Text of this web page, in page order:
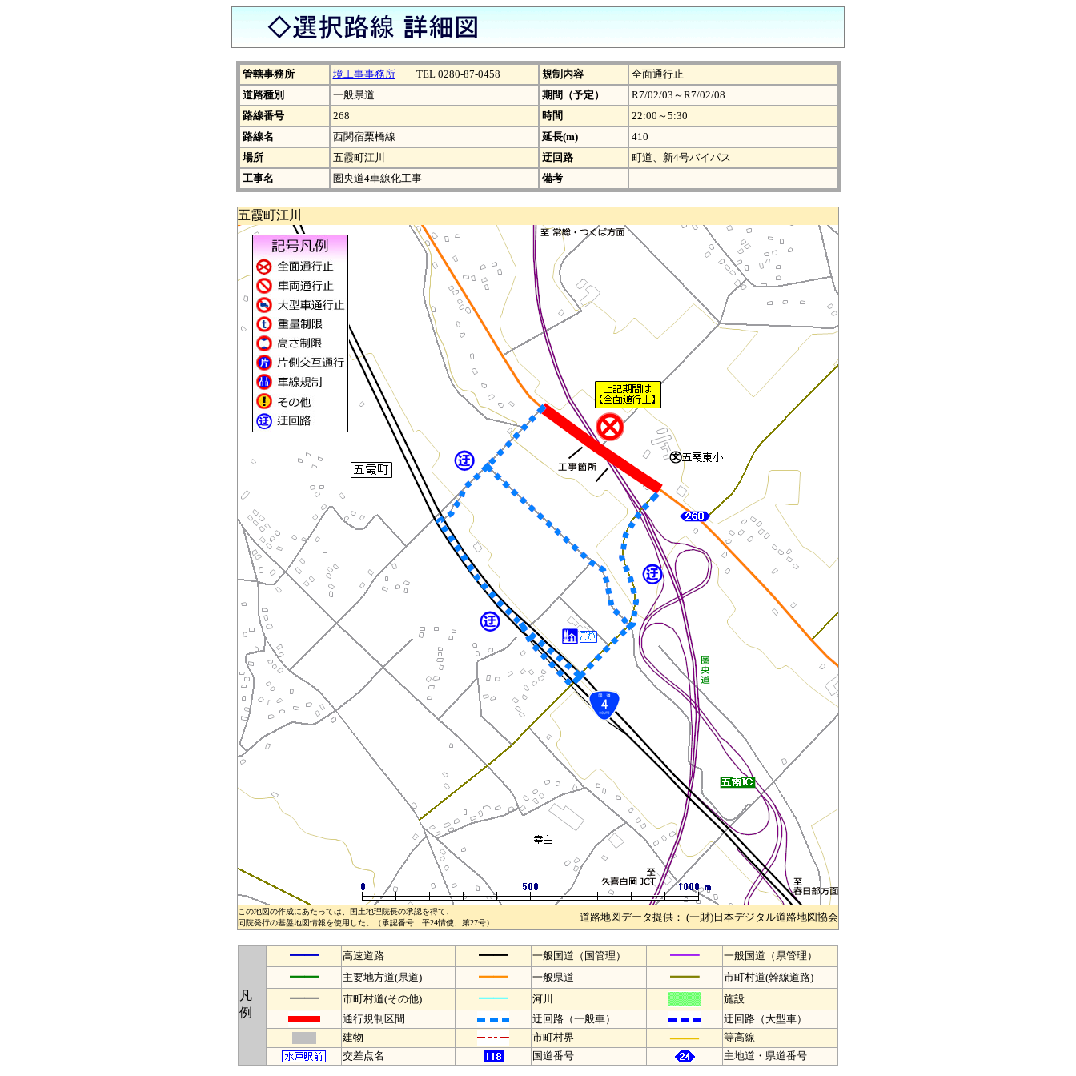
管轄事務所 境工事事務所TEL 0280-87-0458 規制内容
全面通行止
道路種別
一般県道 期間（予定）
R7/02/03～R7/02/08
路線番号
268 時間
22:00～5:30
路線名
西関宿栗橋線 延長(m)
410
場所
五霞町江川 迂回路
町道、新4号バイパス
工事名
圏央道4車線化工事 備考
五霞町江川
この地図の作成にあたっては、国土地理院長の承認を得て、
同院発行の基盤地図情報を使用した。（承認番号 平24情使、第27号）
道路地図データ提供： (一財)日本デジタル道路地図協会
凡
例
━━ 高速道路 ━━ 一般国道（国管理） ━━ 一般国道（県管理）
━━ 主要地方道(県道) ━━ 一般県道 ━━ 市町村道(幹線道路)
━━ 市町村道(その他) ━━ 河川
施設
通行規制区間
迂回路（一般車）
迂回路（大型車）
建物
市町村界 ――
等高線
交差点名
国道番号 主地道・県道番号